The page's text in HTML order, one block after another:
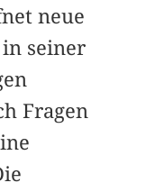
neue
seiner
Fragen